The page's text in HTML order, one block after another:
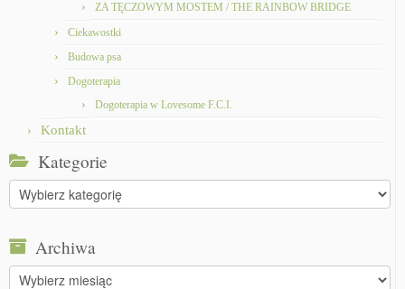
ZA TĘCZOWYM MOSTEM / THE RAINBOW BRIDGE
Ciekawostki
Budowa psa
Dogoterapia
Dogoterapia w Lovesome F.C.I.
Kontakt
Kategorie
Kategorie
Archiwa
Archiwa